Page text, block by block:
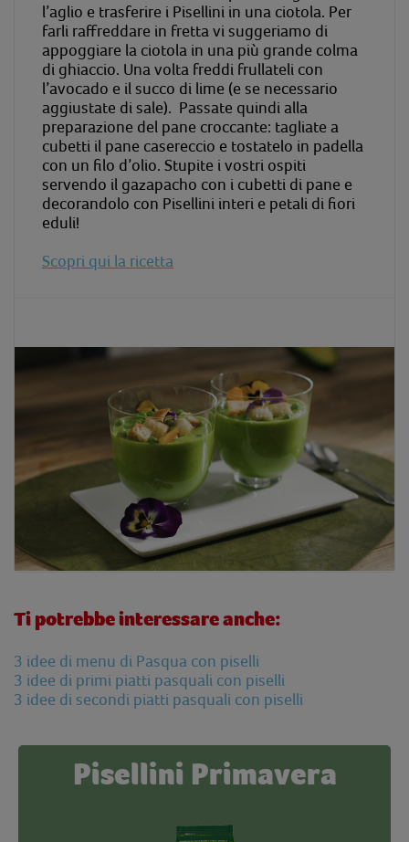
l’aglio e trasferire i Pisellini in una ciotola. Per
farli raffreddare in fretta vi suggeriamo di
appoggiare la ciotola in una più grande colma
di ghiaccio. Una volta freddi frullateli con
l’avocado e il succo di lime (e se necessario
aggiustate di sale). Passate quindi alla
preparazione del pane croccante: tagliate a
cubetti il pane casereccio e tostatelo in padella
con un filo d’olio. Stupite i vostri ospiti
servendo il gazapacho con i cubetti di pane e
decorandolo con Pisellini interi e petali di fiori
eduli!
Scopri qui la ricetta
Ti potrebbe interessare anche:
3 idee di menu di Pasqua con piselli
3 idee di primi piatti pasquali con piselli
3 idee di secondi piatti pasquali con piselli
Pisellini Primavera